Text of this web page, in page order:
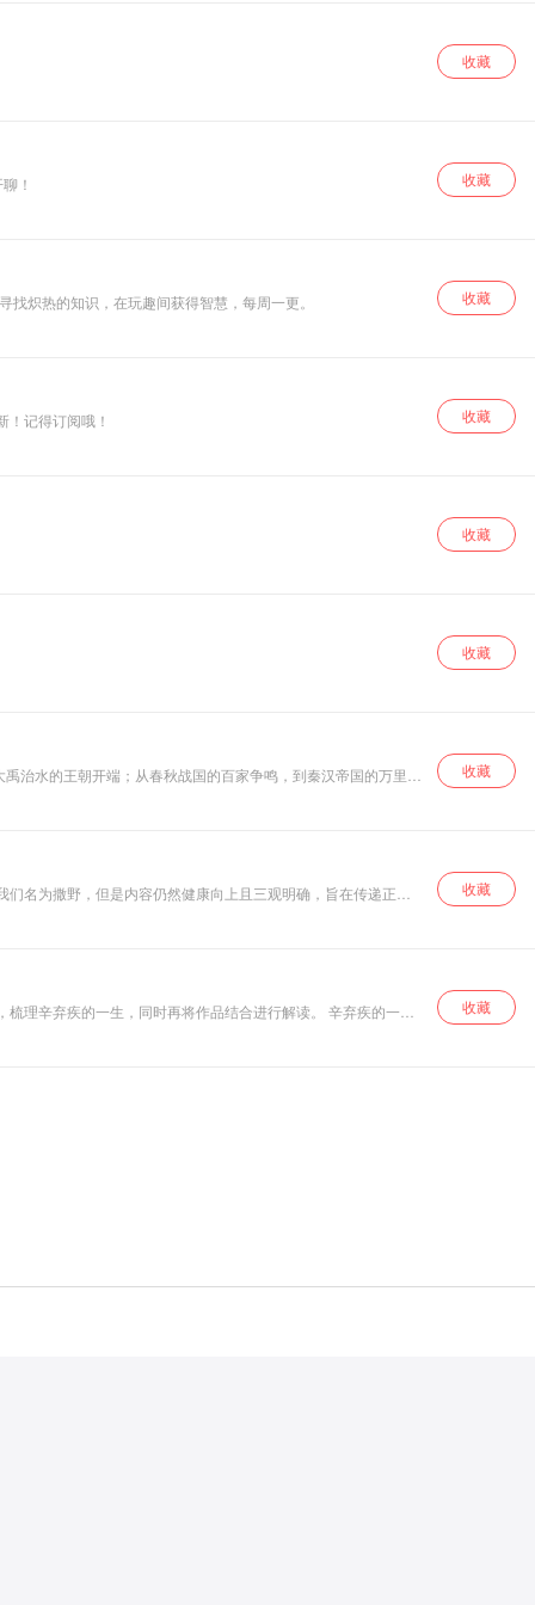
收藏
！ 每周二、五、日开聊！
收藏
炽热的知识，在玩趣间获得智慧，每周一更。
收藏
的趣事；在倾听中了解彼时大家的爱恨情仇，在倾听中感悟今夕生活中的点滴趣味。 每天更新！记得订阅哦！
收藏
收藏
收藏
水的王朝开端；从春秋战国的百家争鸣，到秦汉帝国的万里江
迭，而是一位位鲜活人物的命运抉择，是一次次文明碰撞的火
一次穿越，每一段都是对文明密码的破译。
收藏
名为撒野，但是内容仍然健康向上且三观明确，旨在传递正能
收藏
收藏